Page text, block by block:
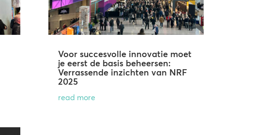
Voor succesvolle innovatie moet
je eerst de basis beheersen:
Verrassende inzichten van NRF
2025
read more